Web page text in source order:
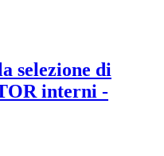
selezione di
interni -